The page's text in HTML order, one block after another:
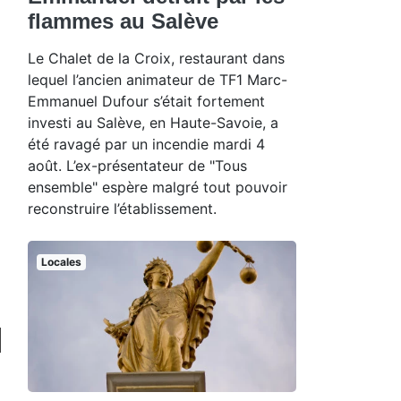
flammes au Salève
Le Chalet de la Croix, restaurant dans
lequel l’ancien animateur de TF1 Marc-
Emmanuel Dufour s’était fortement
investi au Salève, en Haute-Savoie, a
été ravagé par un incendie mardi 4
août. L’ex-présentateur de "Tous
ensemble" espère malgré tout pouvoir
reconstruire l’établissement.
Locales